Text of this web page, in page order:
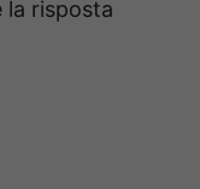
la risposta